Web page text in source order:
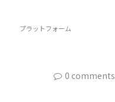
プラットフォーム
0 comments